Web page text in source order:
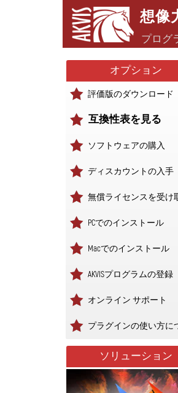
想像
プログ
オプション
評価版のダウンロード
互換性表を見る
ソフトウェアの購入
ディスカウントの入手
無償ライセンスを受け
PCでのインストール
Macでのインストール
AKVISプログラムの登録
オンライン サポート
プラグインの使い方に
ソリューション